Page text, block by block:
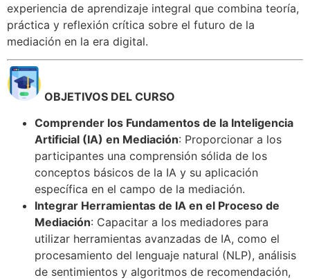
experiencia de aprendizaje integral que combina teoría,
práctica y reflexión crítica sobre el futuro de la
mediación en la era digital.
OBJETIVOS DEL CURSO
Comprender los Fundamentos de la Inteligencia
Artificial (IA) en Mediación: Proporcionar a los
participantes una comprensión sólida de los
conceptos básicos de la IA y su aplicación
específica en el campo de la mediación.
Integrar Herramientas de IA en el Proceso de
Mediación: Capacitar a los mediadores para
utilizar herramientas avanzadas de IA, como el
procesamiento del lenguaje natural (NLP), análisis
de sentimientos y algoritmos de recomendación,